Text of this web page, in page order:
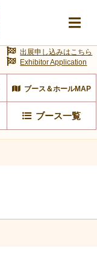
ブース＆ホールMAP
ブース一覧
出展申し込みはこちら
Exhibitor Application